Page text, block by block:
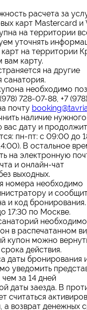
расчета за
карт Mastercard и
на территории
уточнять
на территории
вам карту.
на другие
санатория.
необходимо
728-07-88, +7
почту
наличие
дату и
пн-пт: с 09:00 до
В остальное
на электронную
и онлайн-чат
выходных.
номера необходимо
и
и код
17:30 по Москве.
необходимо
в распечатанном
купон можно
действия.
даты бронирования
уведомить
за 14 дней
даты заезда. В
считаться
а возврат денежных